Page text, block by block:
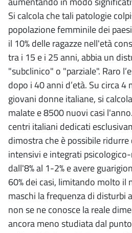
Si calcola che tali patologie
popolazione femminile dei
il 10% delle ragazze nell'età
tra i 15 e i 25 anni, abbia un
"subclinico" o "parziale". Raro
dopo i 40 anni d’età. Su circa 4
giovani donne italiane, si
malate e 8500 nuovi casi
centri italiani dedicati
dimostra che è possibile
intensivi e integrati
dall'8% al 1-2% e avere
60% dei casi, limitando molto il
maschi la frequenza di disturbi
non se ne conosce la reale
ancora meno studiata dal